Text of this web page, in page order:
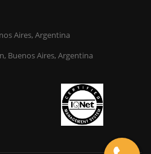
Aires, Argentina
Buenos Aires, Argentina